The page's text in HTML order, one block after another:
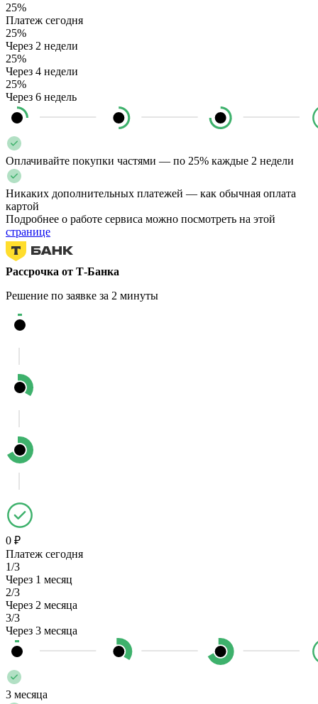
25%
Платеж сегодня
25%
Через 2 недели
25%
Через 4 недели
25%
Через 6 недель
Оплачивайте покупки частями — по 25% каждые 2 недели
Никаких дополнительных платежей — как обычная оплата
картой
Подробнее о работе сервиса можно посмотреть на этой
странице
Рассрочка от Т-Банка
Решение по заявке за 2 минуты
0 ₽
Платеж сегодня
1/3
Через 1 месяц
2/3
Через 2 месяца
3/3
Через 3 месяца
3 месяца